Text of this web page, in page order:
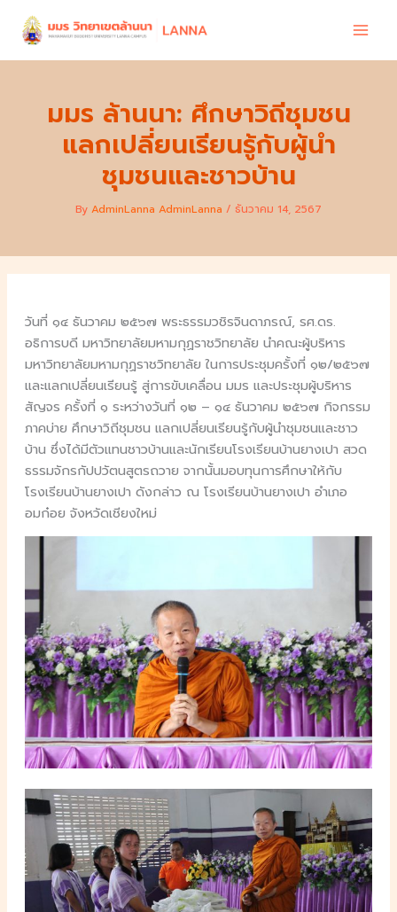
มมร ล้านนา: ศึกษาวิถีชุมชน
แลกเปลี่ยนเรียนรู้กับผู้นำ
ชุมชนและชาวบ้าน
By AdminLanna AdminLanna / ธันวาคม 14, 2567
วันที่ ๑๔ ธันวาคม ๒๕๖๗ พระธรรมวชิรจินดาภรณ์, รศ.ดร.
อธิการบดี มหาวิทยาลัยมหามกุฏราชวิทยาลัย นำคณะผู้บริหาร
มหาวิทยาลัยมหามกุฏราชวิทยาลัย ในการประชุมครั้งที่ ๑๒/๒๕๖๗
และแลกเปลี่ยนเรียนรู้ สู่การขับเคลื่อน มมร และประชุมผู้บริหาร
สัญจร ครั้งที่ ๑ ระหว่างวันที่ ๑๒ – ๑๔ ธันวาคม ๒๕๖๗ กิจกรรม
ภาคบ่าย ศึกษาวิถีชุมชน แลกเปลี่ยนเรียนรู้กับผู้นำชุมชนและชาว
บ้าน ซึ่งได้มีตัวแทนชาวบ้านและนักเรียนโรงเรียนบ้านยางเปา สวด
ธรรมจักรกัปปวัตนสูตรถวาย จากนั้นมอบทุนการศึกษาให้กับ
โรงเรียนบ้านยางเปา ดังกล่าว ณ โรงเรียนบ้านยางเปา อำเภอ
อมก๋อย จังหวัดเชียงใหม่